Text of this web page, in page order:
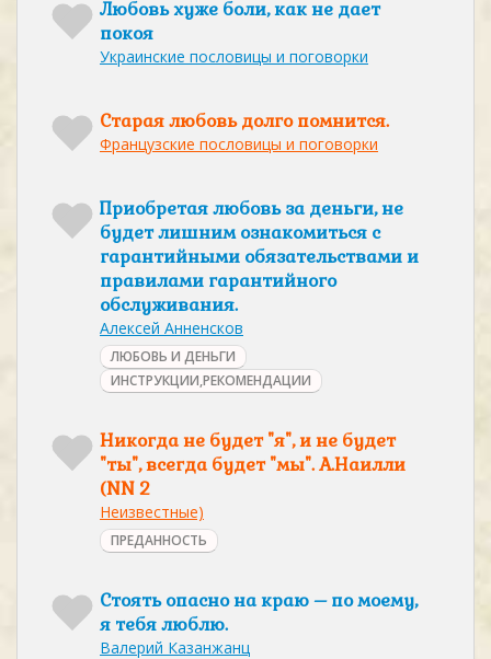
Любовь хуже боли, как не дает
покоя
Украинские пословицы и поговорки
Старая любовь долго помнится.
Французские пословицы и поговорки
Приобретая любовь за деньги, не
будет лишним ознакомиться с
гарантийными обязательствами и
правилами гарантийного
обслуживания.
Алексей Анненсков
ЛЮБОВЬ И ДЕНЬГИ
ИНСТРУКЦИИ,РЕКОМЕНДАЦИИ
Никогда не будет "я", и не будет
"ты", всегда будет "мы". А.Наилли
(NN 2
Неизвестные)
ПРЕДАННОСТЬ
Стоять опасно на краю – по моему,
я тебя люблю.
Валерий Казанжанц